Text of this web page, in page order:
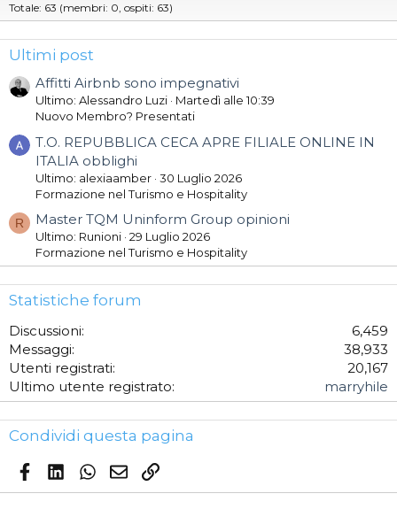
Totale: 63 (membri: 0, ospiti: 63)
Ultimi post
Affitti Airbnb sono impegnativi
Ultimo: Alessandro Luzi
Martedì alle 10:39
Nuovo Membro? Presentati
T.O. REPUBBLICA CECA APRE FILIALE ONLINE IN
ITALIA obblighi
Ultimo: alexiaamber 30 Luglio 2026
Formazione nel Turismo e Hospitality
R Master TQM Uninform Group opinioni
Ultimo: Runioni 29 Luglio 2026
Formazione nel Turismo e Hospitality
Statistiche forum
Discussioni
6,459
Messaggi
38,933
Utenti registrati
20,167
Ultimo utente registrato
marryhile
Condividi questa pagina
FacebookLinkedIn
WhatsApp
EmailLink